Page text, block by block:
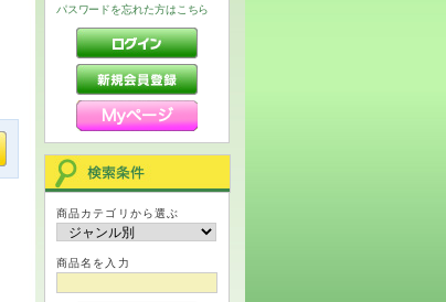
パスワードを忘れた方はこちら
商品カテゴリから選ぶ
商品名を入力